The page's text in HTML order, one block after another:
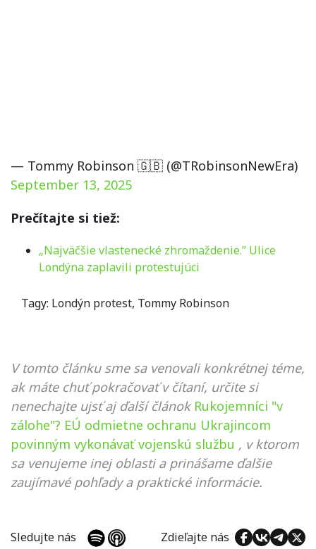
— Tommy Robinson 🇬🇧 (@TRobinsonNewEra)
September 13, 2025
Prečítajte si tiež:
„Najväčšie vlastenecké zhromaždenie.” Ulice
Londýna zaplavili protestujúci
Tagy: Londýn protest, Tommy Robinson
V tomto článku sme sa venovali konkrétnej téme,
ak máte chuť pokračovať v čítaní, určite si
nenechajte ujsť aj ďalší článok Rukojemníci "v
zálohe"? EÚ odmietne ochranu Ukrajincom
povinným vykonávať vojenskú službu , v ktorom
sa venujeme inej oblasti a prinášame ďalšie
zaujímavé pohľady a praktické informácie.
Sledujte nás Zdieľajte nás